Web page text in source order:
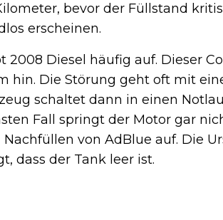
bevor der Füllstand
erscheinen.
Diesel häufig auf. Dieser
hin. Die Störung geht oft mit
schaltet dann in einen
Fall springt der Motor gar
von AdBlue auf. Die
dass der Tank leer ist.